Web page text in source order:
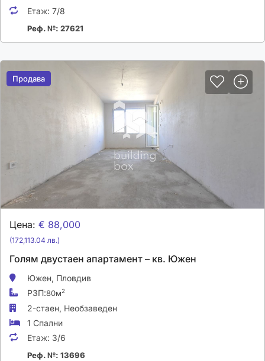
Етаж: 7/8
Реф. №: 27621
Продава
Продава
Цена: € 88,000
(172,113.04 лв.)
Голям двустаен апартамент – кв. Южен
Южен, Пловдив
РЗП:80м2
2-стаен, Необзаведен
1 Спални
Етаж: 3/6
Реф. №: 13696